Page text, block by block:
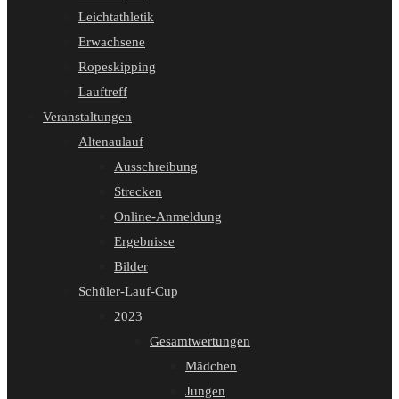
Leichtathletik
Erwachsene
Ropeskipping
Lauftreff
Veranstaltungen
Altenaulauf
Ausschreibung
Strecken
Online-Anmeldung
Ergebnisse
Bilder
Schüler-Lauf-Cup
2023
Gesamtwertungen
Mädchen
Jungen